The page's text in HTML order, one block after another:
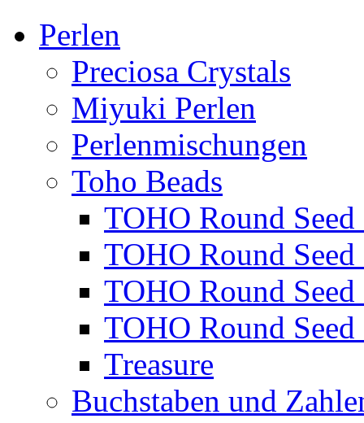
Perlen
Preciosa Crystals
Miyuki Perlen
Perlenmischungen
Toho Beads
TOHO Round Seed
TOHO Round Seed
TOHO Round Seed
TOHO Round Seed
Treasure
Buchstaben und